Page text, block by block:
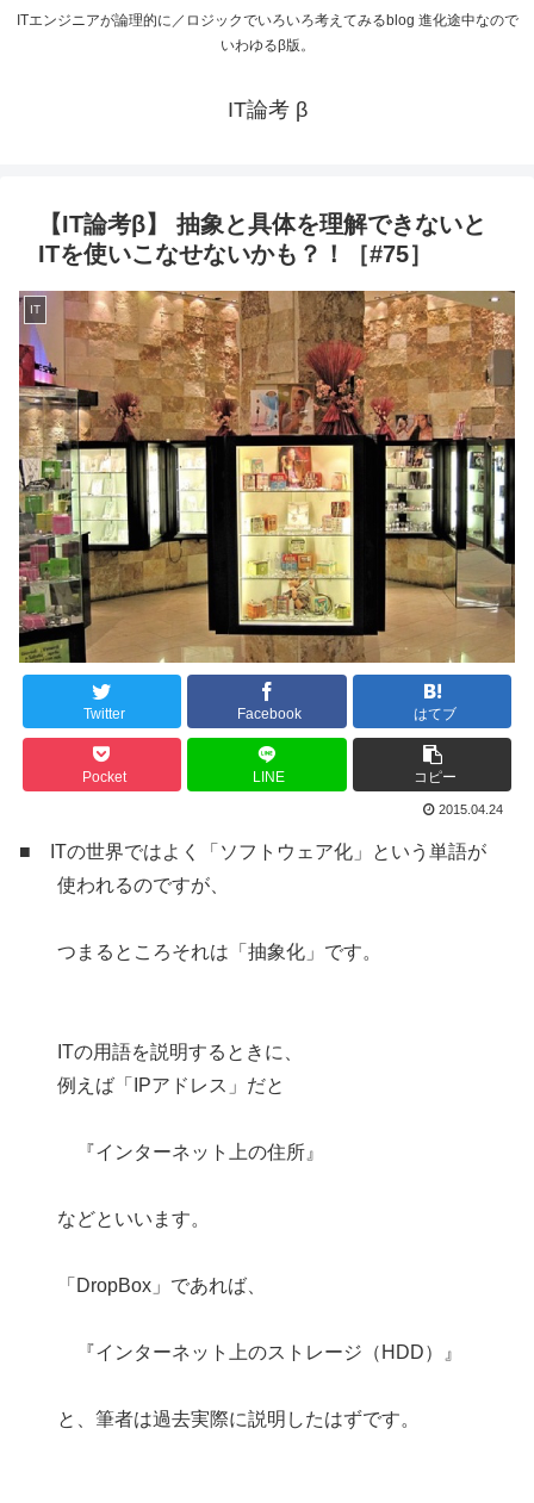
ITエンジニアが論理的に／ロジックでいろいろ考えてみるblog 進化途中なので
いわゆるβ版。
IT論考 β
【IT論考β】 抽象と具体を理解できないと
ITを使いこなせないかも？！［#75］
IT
Twitter Facebook はてブ
Pocket LINE コピー
2015.04.24
■ ITの世界ではよく「ソフトウェア化」という単語が
使われるのですが、
つまるところそれは「抽象化」です。
ITの用語を説明するときに、
例えば「IPアドレス」だと
『インターネット上の住所』
などといいます。
「DropBox」であれば、
『インターネット上のストレージ（HDD）』
と、筆者は過去実際に説明したはずです。